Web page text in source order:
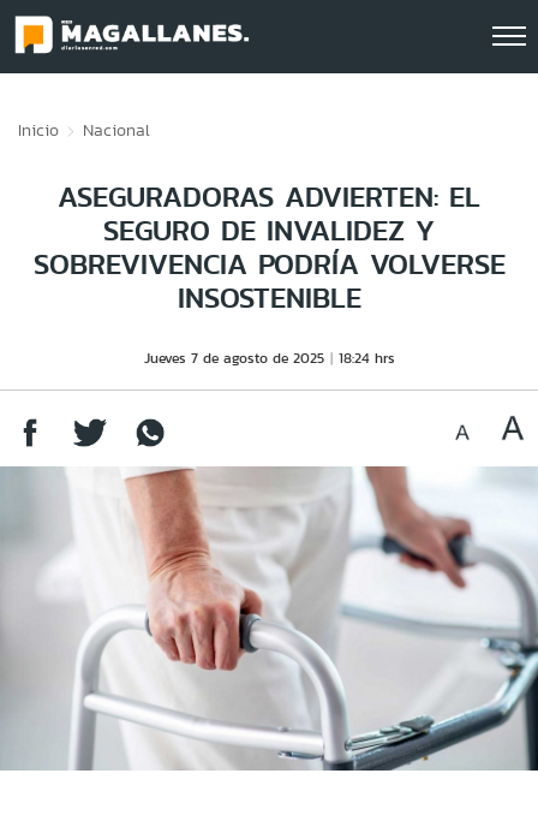
Inicio Nacional
ASEGURADORAS ADVIERTEN: EL
SEGURO DE INVALIDEZ Y
SOBREVIVENCIA PODRÍA VOLVERSE
INSOSTENIBLE
Jueves 7 de agosto de 2025 18:24 hrs